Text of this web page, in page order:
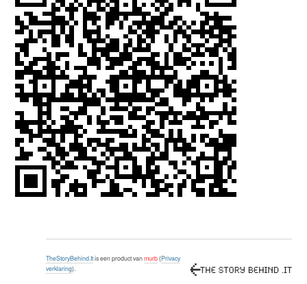
TheStoryBehind.Itis een product vanmurb(Privacy
verklaring).